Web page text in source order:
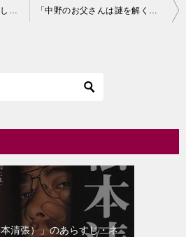
「小萩のかんざし いとま申して3（北村薫）」のあらすじ・ネタバレ・長文感想 「中野のお父さんは謎を解くか（北村薫）」のあらすじ・ネタバレ・長文感想
本清張）」のあらすじ・ネ